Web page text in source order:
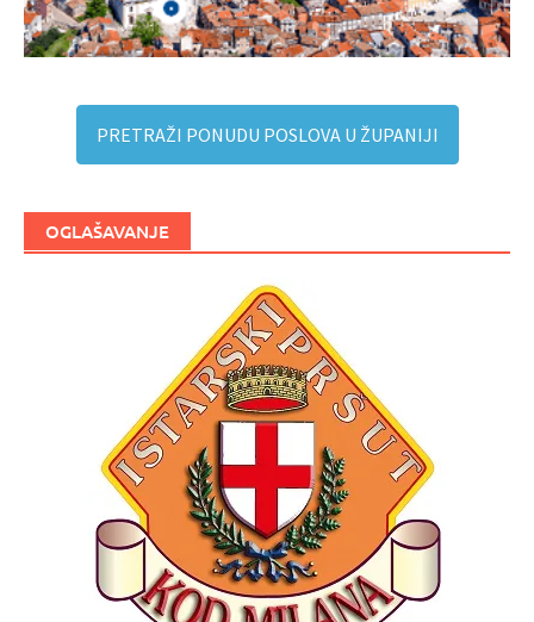
PRETRAŽI PONUDU POSLOVA U ŽUPANIJI
OGLAŠAVANJE